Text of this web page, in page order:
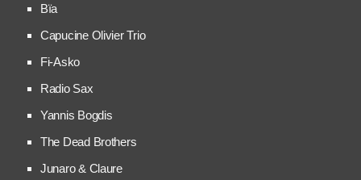
Bïa
Capucine Olivier Trio
Fi-Asko
Radio Sax
Yannis Bogdis
The Dead Brothers
Junaro & Claure